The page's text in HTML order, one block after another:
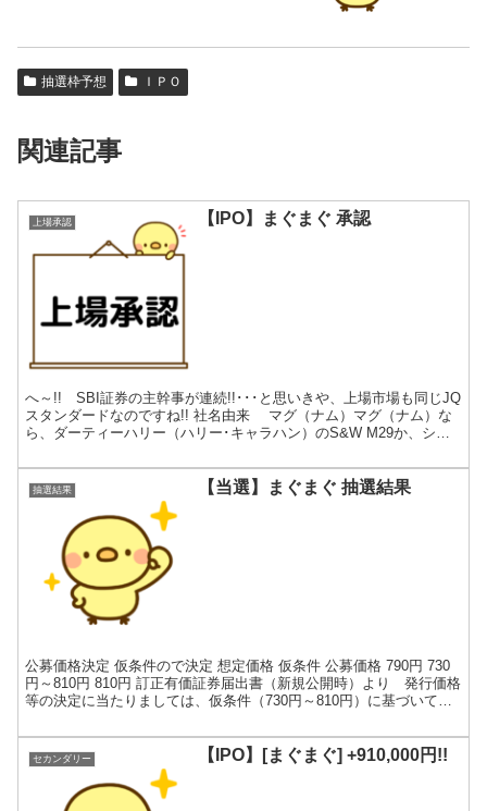
抽選枠予想 ＩＰＯ
関連記事
上場承認 【IPO】まぐまぐ 承認
へ～!! SBI証券の主幹事が連続!!･･･と思いきや、上場市場も同じJQ
スタンダードなのですね!! 社名由来 マグ（ナム）マグ（ナム）な
ら、ダーティーハリー（ハリー･キャラハン）のS&W M29か、シテ
抽選結果 【当選】まぐまぐ 抽選結果
公募価格決定 仮条件ので決定 想定価格 仮条件 公募価格 790円 730
円～810円 810円 訂正有価証券届出書（新規公開時）より 発行価格
等の決定に当たりましては、仮条件（730円～810円）に基づいてブ
セカンダリー 【IPO】[まぐまぐ] +910,000円!!